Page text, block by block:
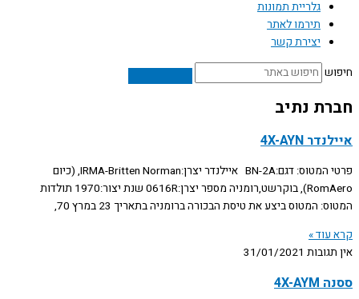
גלריית תמונות
תירמו לאתר
יצירת קשר
חיפוש
חברת נתיב
איילנדר 4X-AYN
פרטי המטוס: דגם:BN-2A איילנדר יצרן:IRMA-Britten Norman, (כיום
RomAero), בוקרשט,רומניה מספר יצרן:0616R שנת יצור:1970 תולדות
המטוס: המטוס ביצע את טיסת הבכורה ברומניה בתאריך 23 במרץ 70,
קרא עוד »
אין תגובות 31/01/2021
ססנה 4X-AYM